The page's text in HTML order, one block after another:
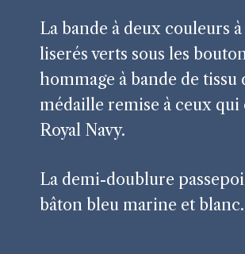
La bande à deux couleurs
liserés verts sous les
hommage à bande de tissu
médaille remise à ceux qui
Royal Navy.
La demi-doublure
bâton bleu marine et blanc.